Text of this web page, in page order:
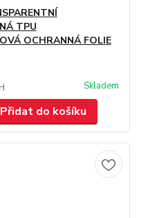
TPU
OCHRANNÁ FOLIE
Skladem
Přidat do košíku